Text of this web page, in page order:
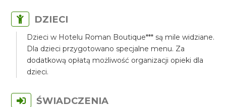
DZIECI
Dzieci w Hotelu Roman Boutique*** są mile widziane.
Dla dzieci przygotowano specjalne menu. Za
dodatkową opłatą możliwość organizacji opieki dla
dzieci.
ŚWIADCZENIA